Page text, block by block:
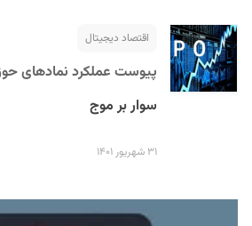
اقتصاد دیجیتال
پیوست عملکرد نمادهای
سوار بر موج
۳۱ شهریور ۱۴۰۱